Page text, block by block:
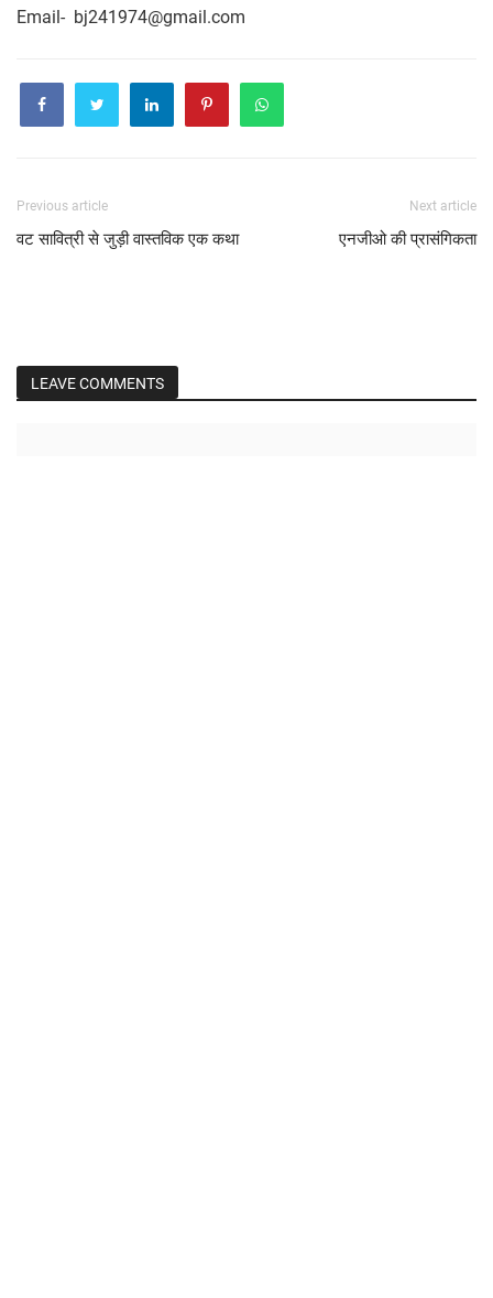
‌Email- bj241974@gmail.com
Previous article
वट सावित्री से जुड़ी वास्तविक एक कथा
Next article
एनजीओ की प्रासंगिकता
LEAVE COMMENTS